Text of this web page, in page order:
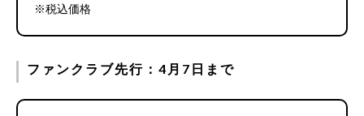
※税込価格
ファンクラブ先行：4月7日まで